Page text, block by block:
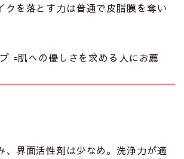
クを落とす力は普通で皮脂膜を奪い
=肌への優しさを求める人にお薦
、界面活性剤は少なめ。洗浄力が適